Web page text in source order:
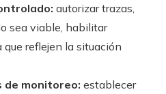
autorizar trazas,
sea viable, habilitar
reflejen la situación
de monitoreo: establecer